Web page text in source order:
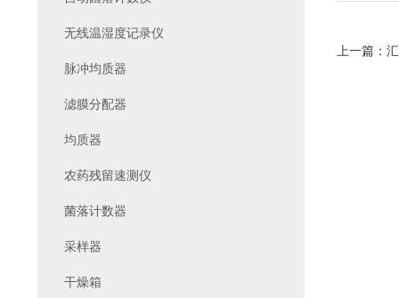
上一篇：
无线温湿度记录仪
脉冲均质器
滤膜分配器
均质器
农药残留速测仪
菌落计数器
采样器
干燥箱